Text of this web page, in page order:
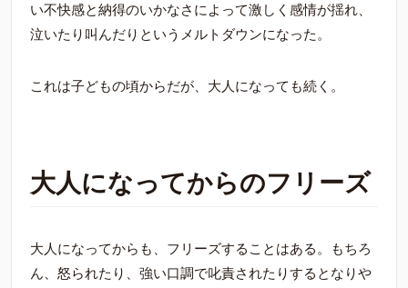
い不快感と納得のいかなさによって激しく感情が揺れ、
泣いたり叫んだりというメルトダウンになった。
これは子どもの頃からだが、大人になっても続く。
大人になってからのフリーズ
大人になってからも、フリーズすることはある。もちろ
ん、怒られたり、強い口調で叱責されたりするとなりや